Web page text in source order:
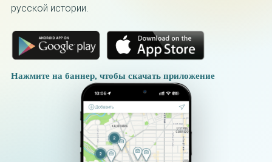
русской истории.
Нажмите на баннер, чтобы скачать приложение